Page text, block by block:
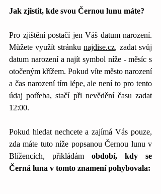
Jak zjistit, kde svou Černou lunu máte?
Pro zjištění postačí jen Váš datum narození.
Můžete využít stránku najdise.cz, zadat svůj
datum narození a najít symbol níže - měsíc s
otočeným křížem. Pokud víte město narození
a čas narození tím lépe, ale není to pro tento
údaj potřeba, stačí při nevědění času zadat
12:00.
Pokud hledat nechcete a zajímá Vás pouze,
zda máte tuto níže popsanou Černou lunu v
Blížencích, přikládám období, kdy se
Černá luna v tomto znamení pohybovala: